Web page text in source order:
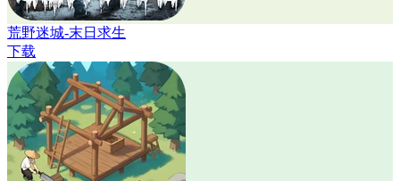
荒野迷城-末日求生
下载